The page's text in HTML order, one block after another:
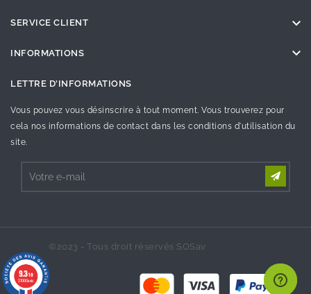
SERVICE CLIENT 
INFORMATIONS 
LETTRE D'INFORMATIONS
Vous pouvez vous désinscrire à tout moment. Vous trouverez pour
cela nos informations de contact dans les conditions d'utilisation du
site.
©2023 - Tous droit réservés SOSav
9.3/10
27000 avis